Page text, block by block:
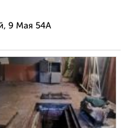
9 Мая 54А